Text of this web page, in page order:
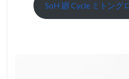
SoH 廻 Cycle ミトング